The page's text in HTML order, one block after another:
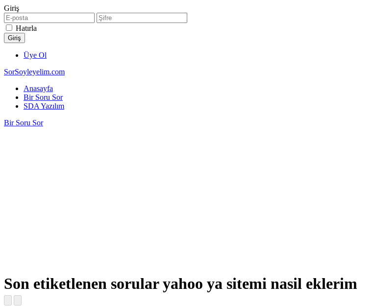
Giriş
Hatırla
Üye Ol
SorSoyleyelim.com
Anasayfa
Bir Soru Sor
SDA Yazılım
Bir Soru Sor
Son etiketlenen sorular yahoo ya sitemi nasil eklerim